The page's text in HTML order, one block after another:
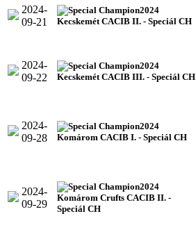
2024-
09-21
2024
Kecskemét CACIB II. - Speciál CH
2024-
09-22
2024
Kecskemét CACIB III. - Speciál CH
2024-
09-28
2024
Komárom CACIB I. - Speciál CH
2024-
09-29
2024
Komárom Crufts CACIB II. -
Speciál CH